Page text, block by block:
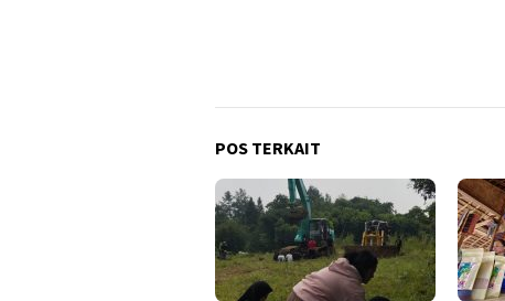
POS TERKAIT